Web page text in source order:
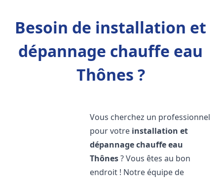
Besoin de installation et
dépannage chauffe eau
Thônes ?
Vous cherchez un professionnel
pour votre installation et
dépannage chauffe eau
Thônes? Vous êtes au bon
endroit ! Notre équipe de